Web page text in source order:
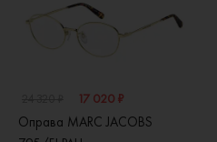
17 020 ₽
Оправа MARC JACOBS